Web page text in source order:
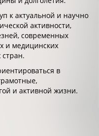
к актуальной и научно
активности,
современных
и медицинских
стран.
в
и активной жизни.